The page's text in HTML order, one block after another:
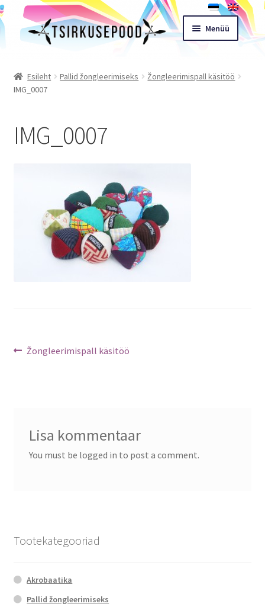
Liigu
navigeerimisele
Liigu
sisu
Menüü
Pood
Ostukorv
Kontakt
Esileht Pallid žongleerimiseks
Žongleerimispall käsitöö
IMG_0007
IMG_0007
Navigeerimine
Previous
Žongleerimispall käsitöö
Lisa kommentaar
You must be logged in to post a comment.
Tootekategooriad
Akrobaatika
Pallid žongleerimiseks